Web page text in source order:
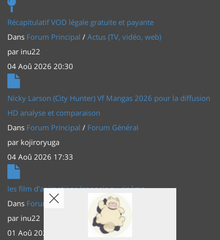
Récapitulatif VOD légale gratuite et payante
Dans Forum Principal / Actus (TV, vidéo, web)
par inu22
04 Aoû 2026 20:30
Nicky Larson (City Hunter) Vf Mangas 2026 pour la diffusion
HD analyse et comparaison
Dans Forum Principal / Forum Général
par kojiroryuga
04 Aoû 2026 17:33
les film d'animations Japonais au cinéma
Dans Forum Principal
Actus (TV, vidéo, web)
par inu22
01 Aoû 2026 20:56